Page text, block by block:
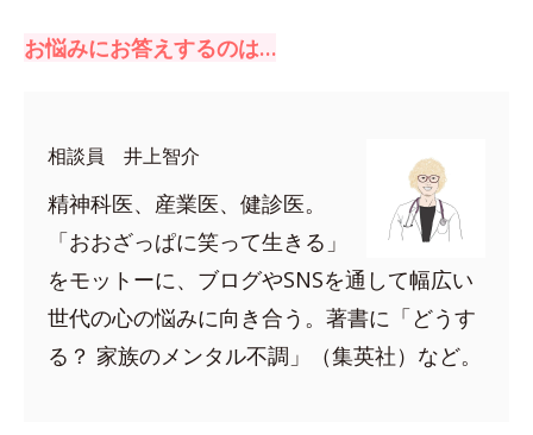
お悩みにお答えするのは…
相談員 井上智介
精神科医、産業医、健診医。
「おおざっぱに笑って生きる」
をモットーに、ブログやSNSを通して幅広い
世代の心の悩みに向き合う。著書に「どうす
る？ 家族のメンタル不調」（集英社）など。